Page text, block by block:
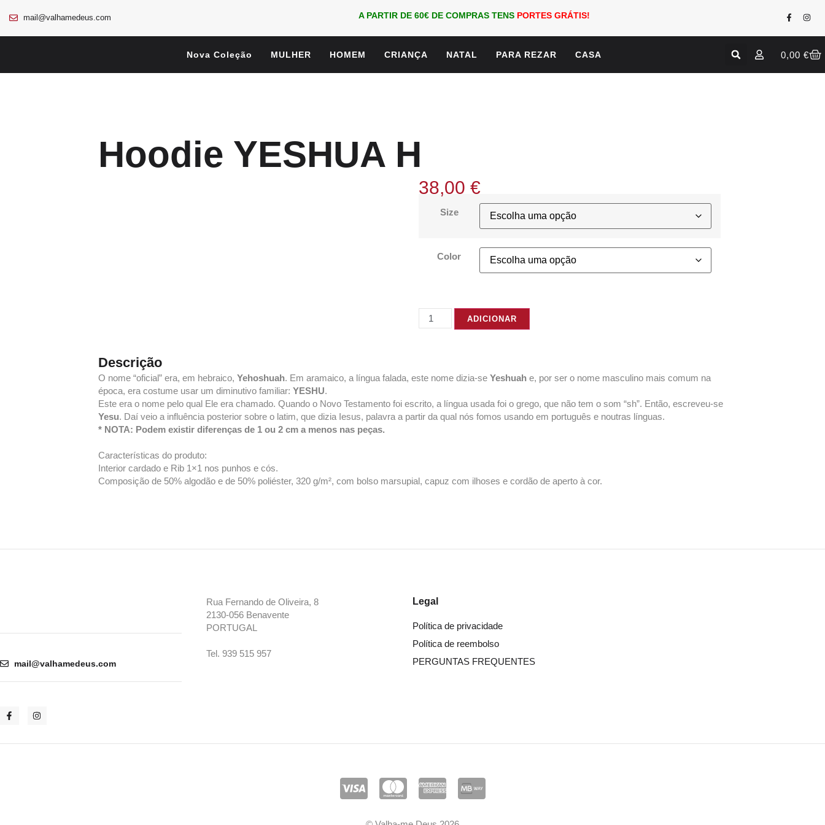
mail@valhamedeus.com A PARTIR DE 60€ DE COMPRAS TENS PORTES GRÁTIS!
Nova Coleção MULHER HOMEM CRIANÇA NATAL PARA REZAR CASA 0,00€
Hoodie YESHUA H
38,00 €
Size
Color
ADICIONAR
Descrição
O nome “oficial” era, em hebraico, Yehoshuah. Em aramaico, a língua falada, este nome dizia-se Yeshuah e, por ser o nome masculino mais comum na
época, era costume usar um diminutivo familiar: YESHU.
Este era o nome pelo qual Ele era chamado. Quando o Novo Testamento foi escrito, a língua usada foi o grego, que não tem o som “sh”. Então, escreveu-se
Yesu. Daí veio a influência posterior sobre o latim, que dizia Iesus, palavra a partir da qual nós fomos usando em português e noutras línguas.
* NOTA: Podem existir diferenças de 1 ou 2 cm a menos nas peças.
Características do produto:
Interior cardado e Rib 1×1 nos punhos e cós.
Composição de 50% algodão e de 50% poliéster, 320 g/m², com bolso marsupial, capuz com ilhoses e cordão de aperto à cor.
mail@valhamedeus.com
Rua Fernando de Oliveira, 8
2130-056 Benavente
PORTUGAL
Tel. 939 515 957
Legal
Política de privacidade
Política de reembolso
PERGUNTAS FREQUENTES